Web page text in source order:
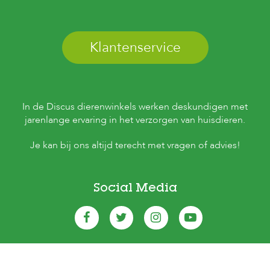
Klantenservice
In de Discus dierenwinkels werken deskundigen met
jarenlange ervaring in het verzorgen van huisdieren.
Je kan bij ons altijd terecht met vragen of advies!
Social Media